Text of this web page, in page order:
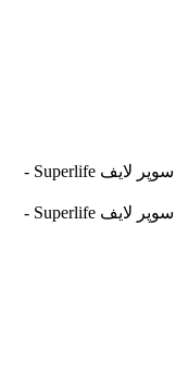
آسیالنت Asilent - جهانلنت Jahanlent - ایرانلنت Iranlent - پارس Pars - برنتا Brenta - آریتما Aritma - آفورتیس Afortis - فریکسا Frixa - اسپارتکس Spartex - پلااستکس Plastex - ام بی MB - سوپر لایف Superlife -
آسیالنت Asilent - جهانلنت Jahanlent - ایرانلنت Iranlent - پارس Pars - برنتا Brenta - آریتما Aritma - آفورتیس Afortis - فریکسا Frixa - اسپارتکس Spartex - پلااستکس Plastex - ام بی MB - سوپر لایف Superlife -